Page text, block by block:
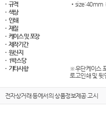
· 규격
•size:40mm
· 색상
· 인쇄
· 재질
· 케이스 및 포장
· 제작기간
· 원산지
· 1박스당
· 기타사항
※우단케이스
로고인쇄 및 뒷
전자상거래 등에서의 상품정보제공 고시